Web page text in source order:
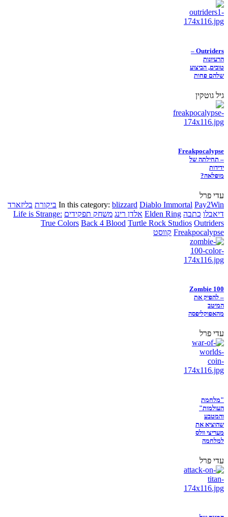
Outriders –
הרעיונות
טובים, הביצוע
שלהם פחות
גיל גוטקין
Freakpocalypse
– תחילתה של
ידידות
מופלאה?
עדי פרל
In this category: blizzard Diablo Immortal Pay2Win ביקורת בליזארד
דיאבלו כתבה Elden Ring אלדן רינג משחק תפקידים Life is Strange:
True Colors Back 4 Blood Turtle Rock Studios Outriders
Freakpocalypse קווסט
Zombie 100
– להפיק את
המיטב
מהאפוקליפסה
עדי פרל
"מלחמת
העולמות"
והמטבע
שהוציא את
מעריצי וולס
למלחמה
עדי פרל